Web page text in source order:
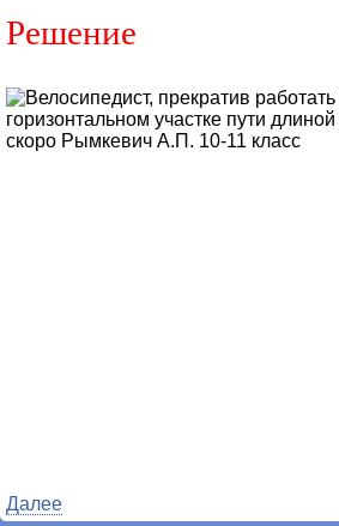
Решение
Далее